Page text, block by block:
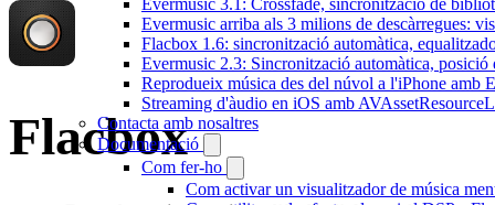
Evermusic 3.1: Crossfade, sincronització de
Evermusic arriba als 3 milions de descàrregues:
Flacbox 1.6: sincronització automàtica,
Evermusic 2.3: Sincronització automàtica, posició
Reprodueix música des del núvol a l'iPhone amb
Streaming d'àudio en iOS amb
Contacta amb nosaltres
Documentació
Com fer-ho
Com activar un visualitzador de música
Flacbox